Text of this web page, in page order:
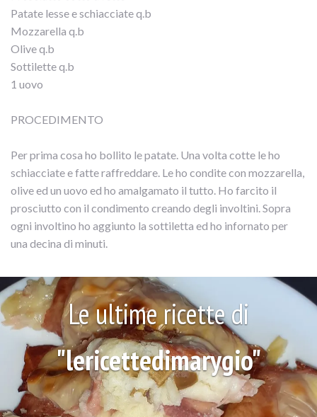
Patate lesse e schiacciate q.b
Mozzarella q.b
Olive q.b
Sottilette q.b
1 uovo
PROCEDIMENTO
Per prima cosa ho bollito le patate. Una volta cotte le ho
schiacciate e fatte raffreddare. Le ho condite con mozzarella,
olive ed un uovo ed ho amalgamato il tutto. Ho farcito il
prosciutto con il condimento creando degli involtini. Sopra
ogni involtino ho aggiunto la sottiletta ed ho infornato per
una decina di minuti.
Le ultime ricette di
"lericettedimarygio"